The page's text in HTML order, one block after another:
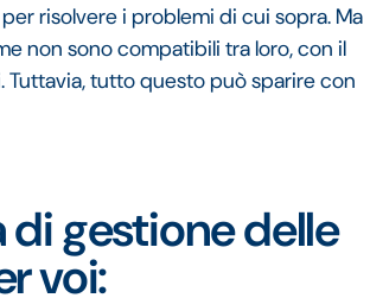
risolvere i problemi di cui sopra. Ma
non sono compatibili tra loro, con il
tutto questo può sparire con
di gestione delle
voi: